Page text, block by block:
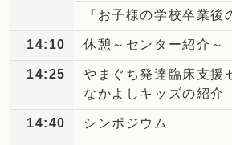
『お子様の学校卒業後
14:10 休憩～センター紹介～
14:25
やまぐち発達臨床支援
なかよしキッズの紹介
14:40 シンポジウム